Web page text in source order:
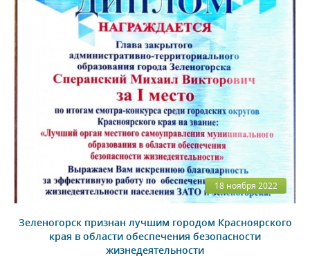
18 ноября 2022
Зеленогорск признан лучшим городом Красноярского
края в области обеспечения безопасности
жизнедеятельности